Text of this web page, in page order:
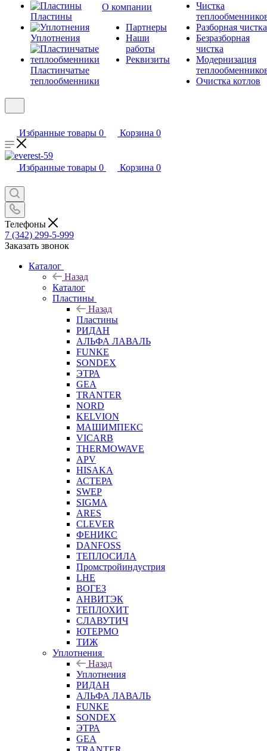
Пластины
Уплотнения
Пластинчатые
теплообменники
О компании
Партнеры
Наши
работы
Реквизиты
Чистка
Разборная чистка
Безразборная
чистка
Модернизация
Очистка котлов
Избранные товары 0 Корзина 0
Избранные товары 0 Корзина 0
Телефоны
7 (342) 299-5-999
Заказать звонок
Каталог
Назад
Каталог
Пластины
Назад
Пластины
РИДАН
АЛЬФА ЛАВАЛЬ
FUNKE
SONDEX
ЭТРА
GEA
TRANTER
NORD
KELVION
МАШИМПЕКС
VICARB
THERMOWAVE
APV
HISAKA
АСТЕРА
SWEP
SIGMA
ARES
CLEVER
ФЕНИКС
DANFOSS
ТЕПЛОСИЛА
Промстройиндустрия
LHE
ВОГЕЗ
АНВИТЭК
ТЕПЛОХИТ
СЛАВУТИЧ
ЮТЕРМО
ТИЖ
Уплотнения
Назад
Уплотнения
РИДАН
АЛЬФА ЛАВАЛЬ
FUNKE
SONDEX
ЭТРА
GEA